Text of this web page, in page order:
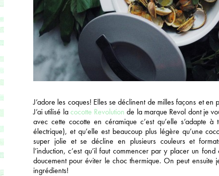
J’adore les coques! Elles se déclinent de milles façons et en
J’ai utilisé lacocotte Revolution de la marque Revol dont je
avec cette cocotte en céramique c’est qu’elle s’adapte
électrique), et qu’elle est beaucoup plus légère qu’une
super jolie et se décline en plusieurs couleurs et
l’induction, c’est qu’il faut commencer par y placer un
doucement pour éviter le choc thermique. On peut ensuite
ingrédients!